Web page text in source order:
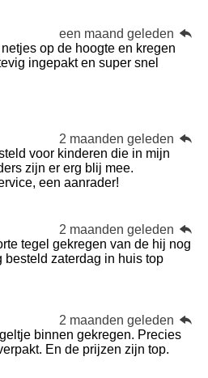
een maand geleden
op de hoogte en kregen
ingepakt en super snel
2 maanden geleden
voor kinderen die in mijn
zijn er erg blij mee.
een aanrader!
2 maanden geleden
tegel gekregen van de hij nog
besteld zaterdag in huis top
2 maanden geleden
binnen gekregen. Precies
En de prijzen zijn top.